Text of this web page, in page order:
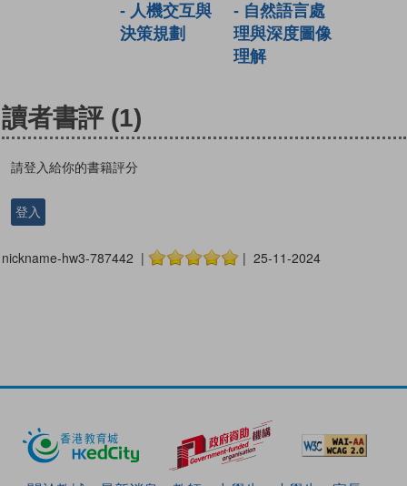
- 人機交互與
決策規劃
- 自然語言處
理與深度圖像
理解
讀者書評 (1)
請登入給你的書籍評分
登入
nickname-hw3-787442 | | 25-11-2024